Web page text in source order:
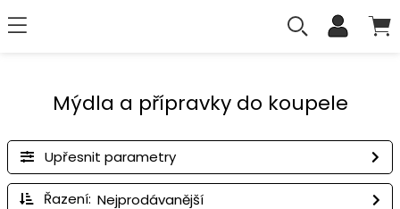
Mýdla a přípravky do koupele
Upřesnit parametry
Řazení: